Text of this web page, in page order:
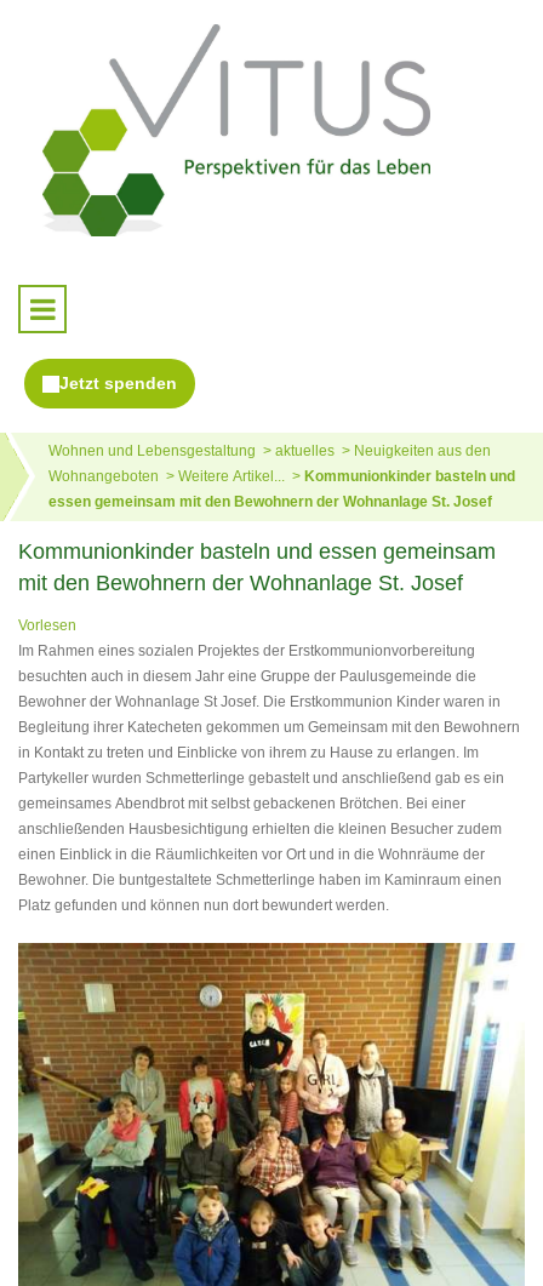
Wohnen und Lebensgestaltung aktuelles
Neuigkeiten aus den
Wohnangeboten
Weitere Artikel...
Kommunionkinder basteln und
essen gemeinsam mit den Bewohnern der Wohnanlage St. Josef
Kommunionkinder basteln und essen gemeinsam
mit den Bewohnern der Wohnanlage St. Josef
Vorlesen
Im Rahmen eines sozialen Projektes der Erstkommunionvorbereitung
besuchten auch in diesem Jahr eine Gruppe der Paulusgemeinde die
Bewohner der Wohnanlage St Josef. Die Erstkommunion Kinder waren in
Begleitung ihrer Katecheten gekommen um Gemeinsam mit den Bewohnern
in Kontakt zu treten und Einblicke von ihrem zu Hause zu erlangen. Im
Partykeller wurden Schmetterlinge gebastelt und anschließend gab es ein
gemeinsames Abendbrot mit selbst gebackenen Brötchen. Bei einer
anschließenden Hausbesichtigung erhielten die kleinen Besucher zudem
einen Einblick in die Räumlichkeiten vor Ort und in die Wohnräume der
Bewohner. Die buntgestaltete Schmetterlinge haben im Kaminraum einen
Platz gefunden und können nun dort bewundert werden.